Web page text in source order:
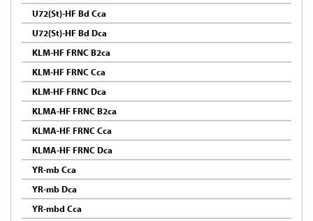
U72(St)-HF Bd Cca
U72(St)-HF Bd Dca
KLM-HF FRNC B2ca
KLM-HF FRNC Cca
KLM-HF FRNC Dca
KLMA-HF FRNC B2ca
KLMA-HF FRNC Cca
KLMA-HF FRNC Dca
YR-mb Cca
YR-mb Dca
YR-mbd Cca